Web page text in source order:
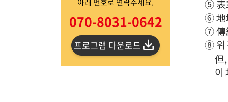
070-8031-0642
프로그램 다운로드
⑤ 表
⑥ 地
⑦ 傳
⑧ 위
但
이